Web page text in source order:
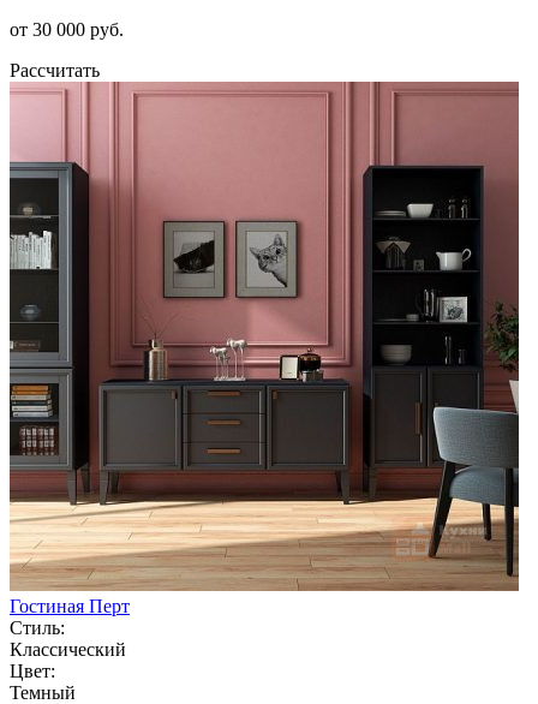
от 30 000 руб.
Рассчитать
Гостиная Перт
Стиль:
Классический
Цвет:
Темный